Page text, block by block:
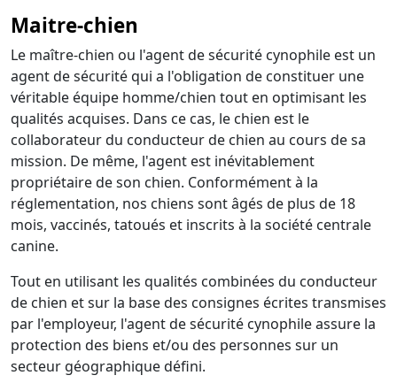
Maitre-chien
Le maître-chien ou l'agent de sécurité cynophile est un
agent de sécurité qui a l'obligation de constituer une
véritable équipe homme/chien tout en optimisant les
qualités acquises. Dans ce cas, le chien est le
collaborateur du conducteur de chien au cours de sa
mission. De même, l'agent est inévitablement
propriétaire de son chien. Conformément à la
réglementation, nos chiens sont âgés de plus de 18
mois, vaccinés, tatoués et inscrits à la société centrale
canine.
Tout en utilisant les qualités combinées du conducteur
de chien et sur la base des consignes écrites transmises
par l'employeur, l'agent de sécurité cynophile assure la
protection des biens et/ou des personnes sur un
secteur géographique défini.